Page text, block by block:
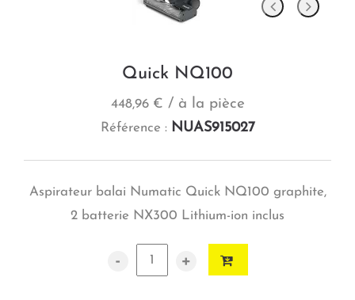
Quick NQ100
448,96 € / à la pièce
Référence : NUAS915027
Aspirateur balai Numatic Quick NQ100 graphite,
2 batterie NX300 Lithium-ion inclus
- +